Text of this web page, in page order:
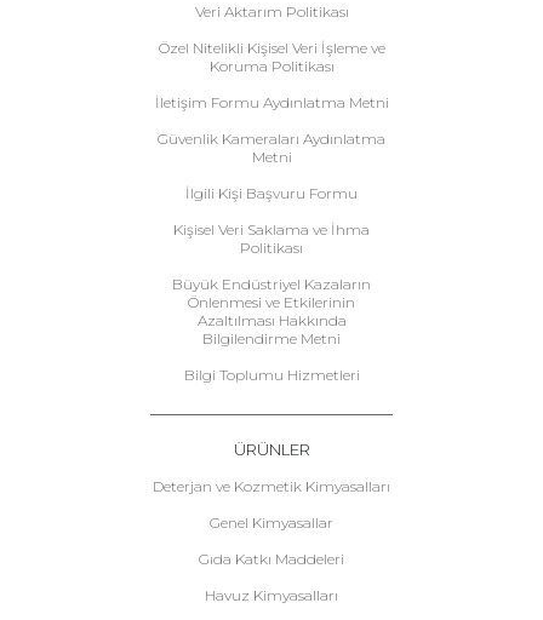
Veri Aktarım Politikası
Özel Nitelikli Kişisel Veri İşleme ve
Koruma Politikası
İletişim Formu Aydınlatma Metni
Güvenlik Kameraları Aydınlatma
Metni
İlgili Kişi Başvuru Formu
Kişisel Veri Saklama ve İhma
Politikası
Büyük Endüstriyel Kazaların
Önlenmesi ve Etkilerinin
Azaltılması Hakkında
Bilgilendirme Metni
Bilgi Toplumu Hizmetleri
ÜRÜNLER
Deterjan ve Kozmetik Kimyasalları
Genel Kimyasallar
Gıda Katkı Maddeleri
Havuz Kimyasalları